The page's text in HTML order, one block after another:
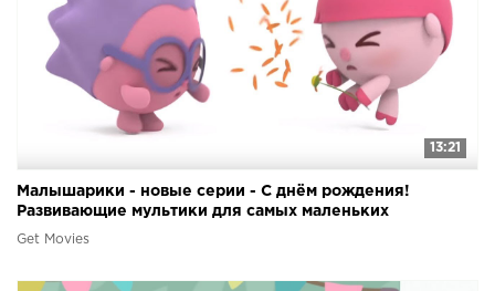
13:21
Малышарики - новые серии - С днём рождения!
Развивающие мультики для самых маленьких
Get Movies